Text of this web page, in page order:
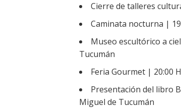
Cierre de talleres
Caminata nocturna |
Museo escultórico a
Tucumán
Feria Gourmet | 20:00
Presentación del libro
Miguel de Tucumán